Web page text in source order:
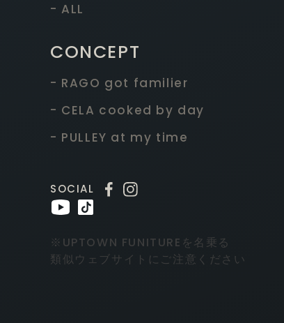
- ALL
CONCEPT
- RAGO got familier
- CELA cooked by day
- PULLEY at my time
SOCIAL
※UPTOWN FUNITUREを名乗る
類似ウェブサイトにご注意ください